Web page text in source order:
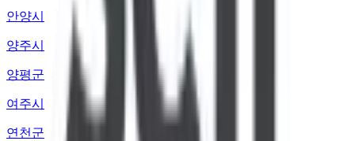
안양시
양주시
양평군
여주시
연천군